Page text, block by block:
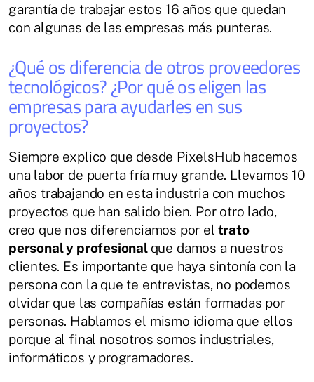
garantía de trabajar estos 16 años que quedan
con algunas de las empresas más punteras.
¿Qué os diferencia de otros proveedores
tecnológicos? ¿Por qué os eligen las
empresas para ayudarles en sus
proyectos?
Siempre explico que desde PixelsHub hacemos
una labor de puerta fría muy grande. Llevamos 10
años trabajando en esta industria con muchos
proyectos que han salido bien. Por otro lado,
creo que nos diferenciamos por el trato
personal y profesional que damos a nuestros
clientes. Es importante que haya sintonía con la
persona con la que te entrevistas, no podemos
olvidar que las compañías están formadas por
personas. Hablamos el mismo idioma que ellos
porque al final nosotros somos industriales,
informáticos y programadores.